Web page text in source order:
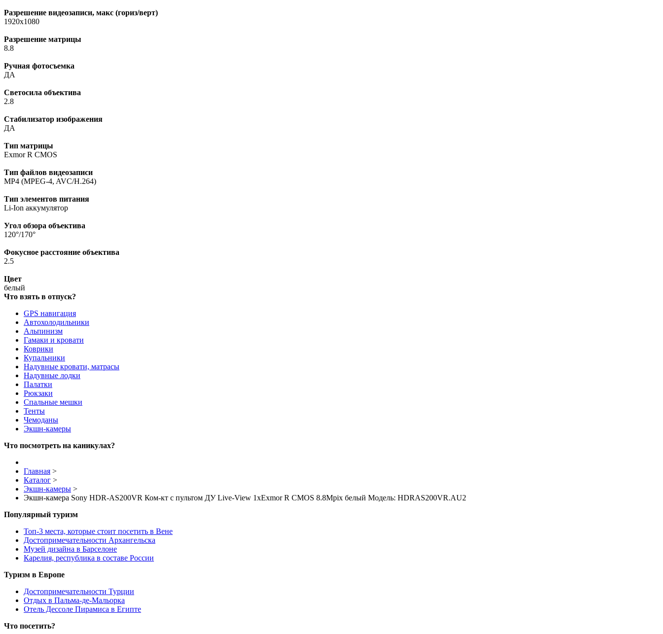
Разрешение видеозаписи, макс (гориз/верт)
1920x1080
Разрешение матрицы
8.8
Ручная фотосъемка
ДА
Светосила объектива
2.8
Стабилизатор изображения
ДА
Тип матрицы
Exmor R CMOS
Тип файлов видеозаписи
MP4 (MPEG-4, AVC/H.264)
Тип элементов питания
Li-Ion аккумулятор
Угол обзора объектива
120°/170°
Фокусное расстояние объектива
2.5
Цвет
белый
Что взять в отпуск?
GPS навигация
Автохолодильники
Альпинизм
Гамаки и кровати
Коврики
Купальники
Надувные кровати, матрасы
Надувные лодки
Палатки
Рюкзаки
Спальные мешки
Тенты
Чемоданы
Экшн-камеры
Что посмотреть на каникулах?
Главная >
Каталог >
Экшн-камеры >
Экшн-камера Sony HDR-AS200VR Ком-кт с пультом ДУ Live-View 1xExmor R CMOS 8.8Mpix белый Модель: HDRAS200VR.AU2
Популярный туризм
Топ-3 места, которые стоит посетить в Вене
Достопримечательности Архангельска
Музей дизайна в Барселоне
Карелия, республика в составе России
Туризм в Европе
Достопримечательности Турции
Отдых в Пальма-де-Мальорка
Отель Дессоле Пирамиса в Египте
Что посетить?